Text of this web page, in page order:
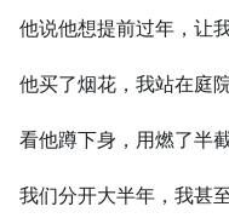
他说他想提前过年，让我
他买了烟花，我站在庭院
看他蹲下身，用燃了半
我们分开大半年，我甚